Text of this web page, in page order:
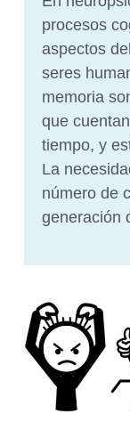
procesos
aspectos
seres
memoria
que
tiempo, y
La
número de
generación